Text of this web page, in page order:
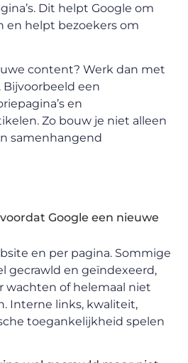
Dit helpt Google om
en helpt bezoekers om
content? Werk dan met
een
en
Zo bouw je niet alleen
samenhangend
Google een nieuwe
en per pagina. Sommige
gecrawld en geïndexeerd,
wachten of helemaal niet
Interne links, kwaliteit,
toegankelijkheid spelen